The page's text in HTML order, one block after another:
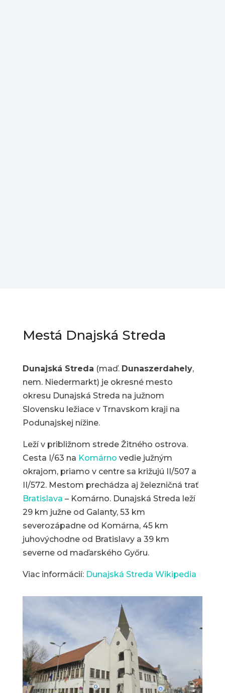
Mestá Dnajská Streda
Dunajská Streda (maď. Dunaszerdahely,
nem. Niedermarkt) je okresné mesto
okresu Dunajská Streda na južnom
Slovensku ležiace v Trnavskom kraji na
Podunajskej nížine.
Leží v približnom strede Žitného ostrova.
Cesta I/63 na Komárno vedie južným
okrajom, priamo v centre sa križujú II/507 a
II/572. Mestom prechádza aj železničná trať
Bratislava – Komárno. Dunajská Streda leží
29 km južne od Galanty, 53 km
severozápadne od Komárna, 45 km
juhovýchodne od Bratislavy a 39 km
severne od maďarského Győru.
Viac informácií: Dunajská Streda Wikipedia